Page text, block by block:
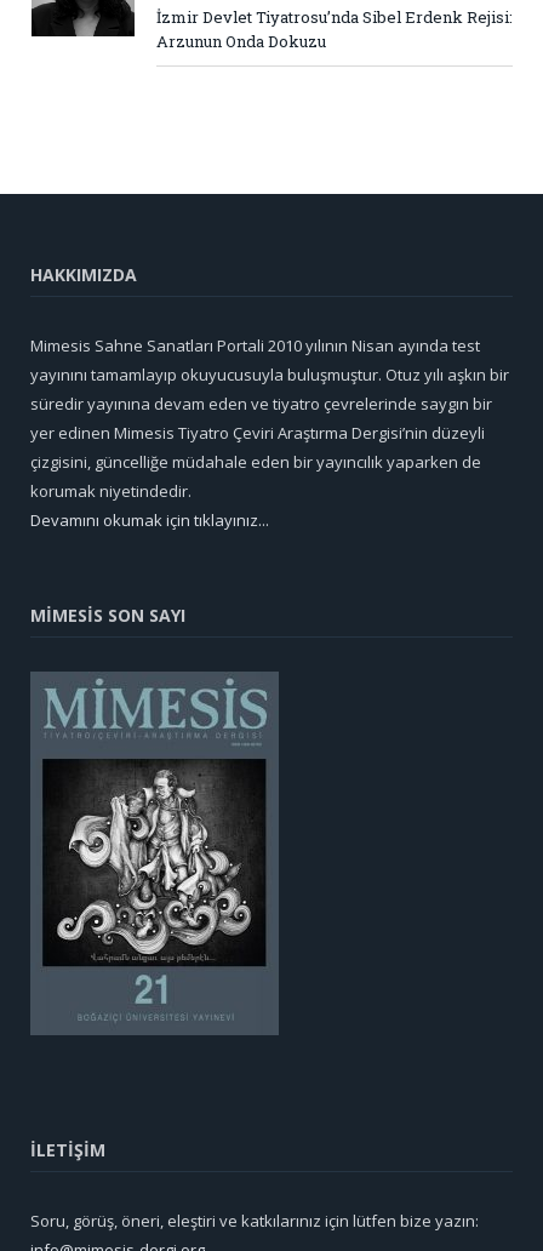
İzmir Devlet Tiyatrosu’nda Sibel Erdenk Rejisi:
Arzunun Onda Dokuzu
HAKKIMIZDA
Mimesis Sahne Sanatları Portali 2010 yılının Nisan ayında test
yayınını tamamlayıp okuyucusuyla buluşmuştur. Otuz yılı aşkın bir
süredir yayınına devam eden ve tiyatro çevrelerinde saygın bir
yer edinen Mimesis Tiyatro Çeviri Araştırma Dergisi’nin düzeyli
çizgisini, güncelliğe müdahale eden bir yayıncılık yaparken de
korumak niyetindedir.
Devamını okumak için tıklayınız...
MİMESİS SON SAYI
İLETİŞİM
Soru, görüş, öneri, eleştiri ve katkılarınız için lütfen bize yazın: